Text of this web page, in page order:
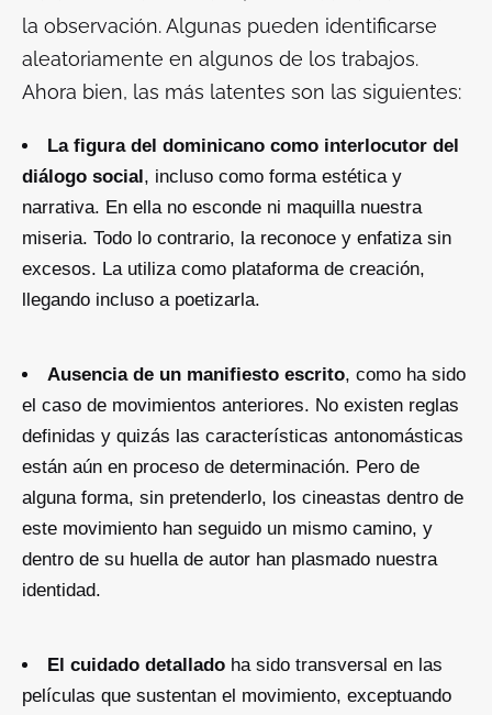
la observación. Algunas pueden identificarse
aleatoriamente en algunos de los trabajos.
Ahora bien, las más latentes son las siguientes:
La figura del dominicano como interlocutor del
diálogo social , incluso como forma estética y
narrativa. En ella no esconde ni maquilla nuestra
miseria. Todo lo contrario, la reconoce y enfatiza sin
excesos. La utiliza como plataforma de creación,
llegando incluso a poetizarla.
Ausencia de un manifiesto escrito, como ha sido
el caso de movimientos anteriores. No existen reglas
definidas y quizás las características antonomásticas
están aún en proceso de determinación. Pero de
alguna forma, sin pretenderlo, los cineastas dentro de
este movimiento han seguido un mismo camino, y
dentro de su huella de autor han plasmado nuestra
identidad.
El cuidado detallado ha sido transversal en las
películas que sustentan el movimiento, exceptuando